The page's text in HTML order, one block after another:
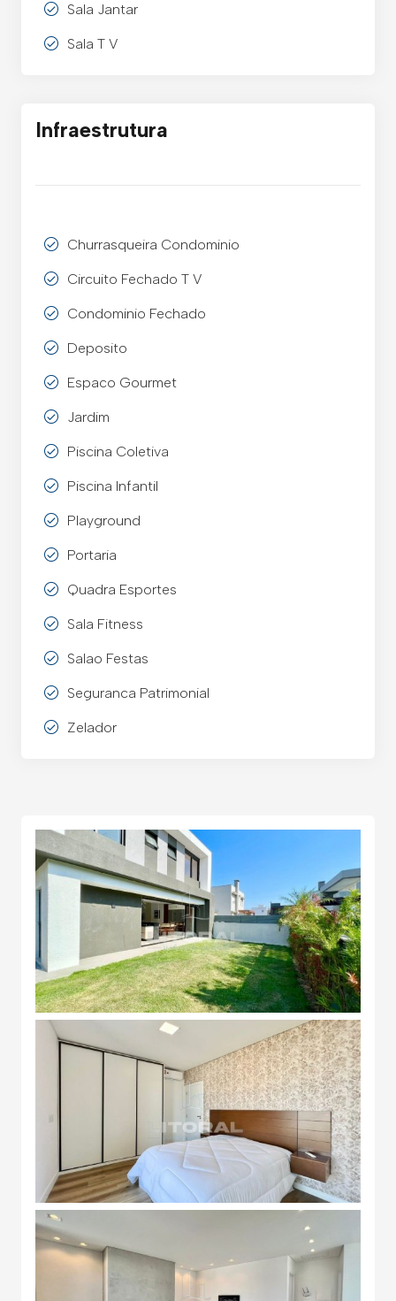
Sala Jantar
Sala T V
Infraestrutura
Churrasqueira Condominio
Circuito Fechado T V
Condominio Fechado
Deposito
Espaco Gourmet
Jardim
Piscina Coletiva
Piscina Infantil
Playground
Portaria
Quadra Esportes
Sala Fitness
Salao Festas
Seguranca Patrimonial
Zelador